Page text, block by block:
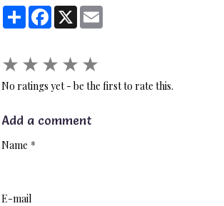
PartagerFacebook
X
★★★★★
No ratings yet - be the first to rate this.
Add a comment
Name
E-mail